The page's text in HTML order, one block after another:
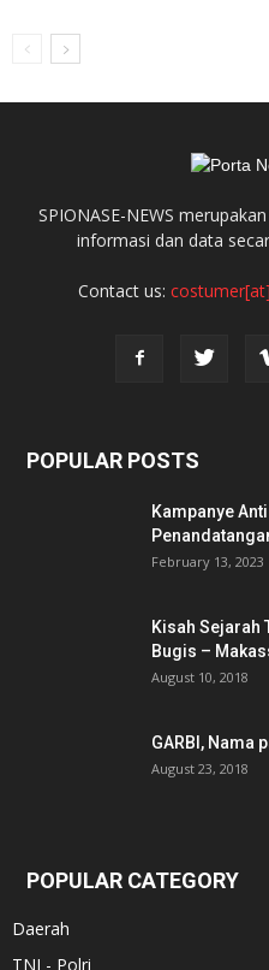
SPIONASE-NEWS
informasi dan data
Contact us:
POPULAR POSTS
Kampanye
February 13, 2023
Kisah Sejarah
Bugis –
August 10, 2018
GARBI, Nama
August 23, 2018
POPULAR CATEGORY
Daerah
TNI - Polri